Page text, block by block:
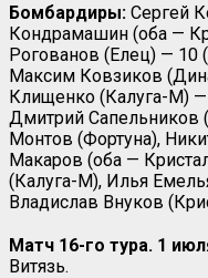
Бомбардиры: Сергей
Кондрамашин (оба —
Рогованов (Елец) — 10
Максим Ковзиков
Клищенко (Калуга-М) —
Дмитрий Сапельников
Монтов (Фортуна),
Макаров (оба —
(Калуга-М), Илья
Владислав Внуков
Матч 16-го тура. 1
Витязь.